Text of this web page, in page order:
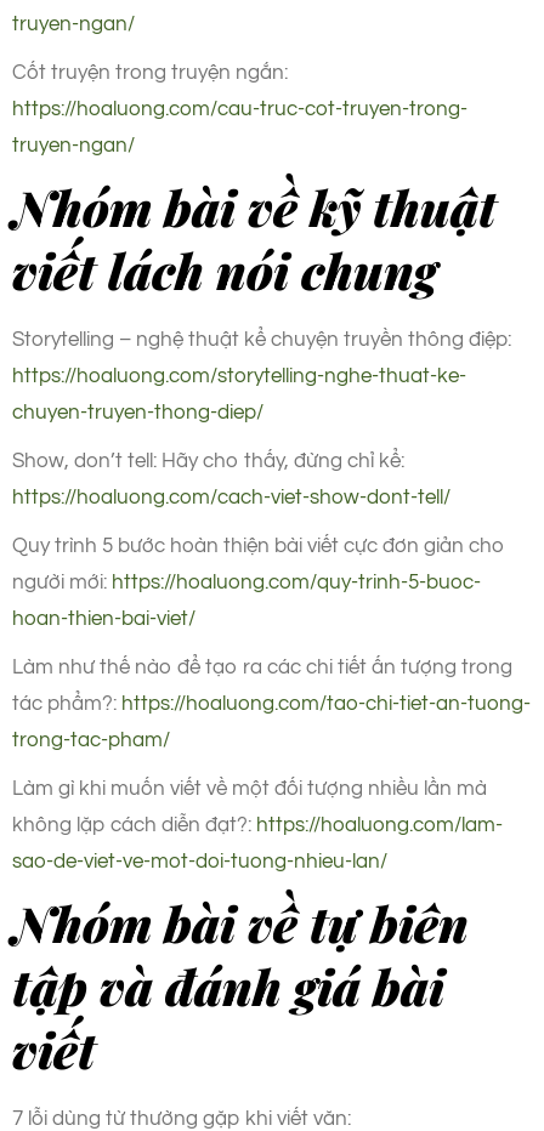
truyen-ngan/
Cốt truyện trong truyện ngắn:
https://hoaluong.com/cau-truc-cot-truyen-trong-
truyen-ngan/
Nhóm bài về kỹ thuật
viết lách nói chung
Storytelling – nghệ thuật kể chuyện truyền thông điệp:
https://hoaluong.com/storytelling-nghe-thuat-ke-
chuyen-truyen-thong-diep/
Show, don’t tell: Hãy cho thấy, đừng chỉ kể:
https://hoaluong.com/cach-viet-show-dont-tell/
Quy trình 5 bước hoàn thiện bài viết cực đơn giản cho
người mới: https://hoaluong.com/quy-trinh-5-buoc-
hoan-thien-bai-viet/
Làm như thế nào để tạo ra các chi tiết ấn tượng trong
tác phẩm?: https://hoaluong.com/tao-chi-tiet-an-tuong-
trong-tac-pham/
Làm gì khi muốn viết về một đối tượng nhiều lần mà
không lặp cách diễn đạt?: https://hoaluong.com/lam-
sao-de-viet-ve-mot-doi-tuong-nhieu-lan/
Nhóm bài về tự biên
tập và đánh giá bài
viết
7 lỗi dùng từ thường gặp khi viết văn: